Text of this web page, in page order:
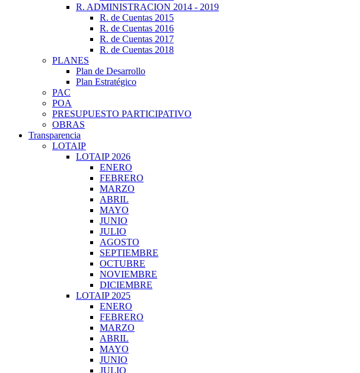
R. ADMINISTRACION 2014 - 2019
R. de Cuentas 2015
R. de Cuentas 2016
R. de Cuentas 2017
R. de Cuentas 2018
PLANES
Plan de Desarrollo
Plan Estratégico
PAC
POA
PRESUPUESTO PARTICIPATIVO
OBRAS
Transparencia
LOTAIP
LOTAIP 2026
ENERO
FEBRERO
MARZO
ABRIL
MAYO
JUNIO
JULIO
AGOSTO
SEPTIEMBRE
OCTUBRE
NOVIEMBRE
DICIEMBRE
LOTAIP 2025
ENERO
FEBRERO
MARZO
ABRIL
MAYO
JUNIO
JULIO